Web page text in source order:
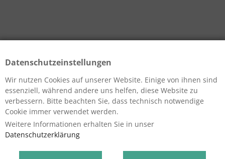
Datenschutzeinstellungen
Wir nutzen Cookies auf unserer Website. Einige von ihnen sind
essenziell, während andere uns helfen, diese Website zu
verbessern. Bitte beachten Sie, dass technisch notwendige
Cookie immer verwendet werden.
Weitere Informationen erhalten Sie in unser
Datenschutzerklärung